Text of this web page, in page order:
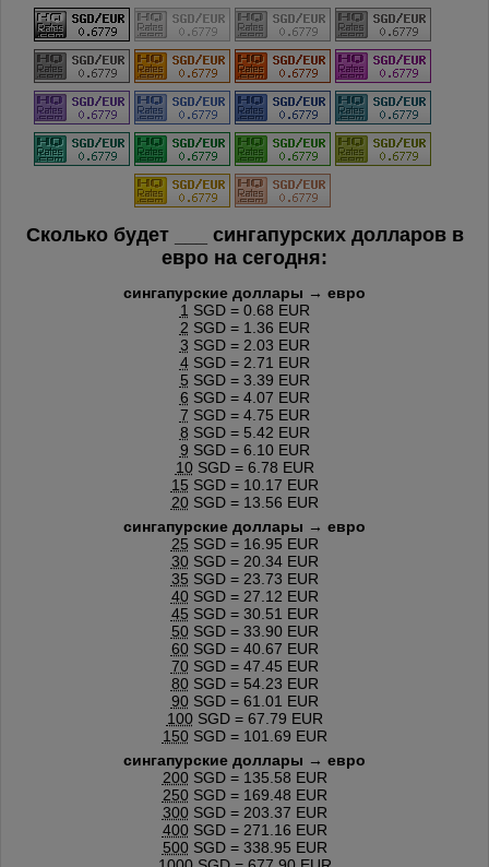
Сколько будет
сингапурских долларов в
евро на сегодня:
сингапурские доллары → евро
1 SGD = 0.68 EUR
2 SGD = 1.36 EUR
3 SGD = 2.03 EUR
4SGD = 2.71 EUR
5 SGD = 3.39 EUR
6 SGD = 4.07 EUR
7 SGD = 4.75 EUR
8 SGD = 5.42 EUR
9 SGD = 6.10 EUR
10SGD = 6.78 EUR
15 SGD = 10.17 EUR
20SGD = 13.56 EUR
сингапурские доллары → евро
25 SGD = 16.95 EUR
30SGD = 20.34 EUR
35 SGD = 23.73 EUR
40SGD = 27.12 EUR
45 SGD = 30.51 EUR
50SGD = 33.90 EUR
60SGD = 40.67 EUR
70SGD = 47.45 EUR
80SGD = 54.23 EUR
90SGD = 61.01 EUR
100SGD = 67.79 EUR
150SGD = 101.69 EUR
сингапурские доллары → евро
200SGD = 135.58 EUR
250SGD = 169.48 EUR
300SGD = 203.37 EUR
400SGD = 271.16 EUR
500SGD = 338.95 EUR